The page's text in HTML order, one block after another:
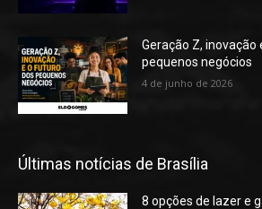
Geração Z, inovação
pequenos negócios
4 de junho de 2026
Últimas notícias de Brasília
8 opções de lazer e